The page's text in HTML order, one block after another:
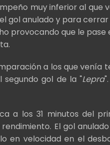
muy inferior al que
gol anulado y para
provocando que le pase
a los que venía
gol de la "Lepra
a los 31 minutos del
El gol
en velocidad en el